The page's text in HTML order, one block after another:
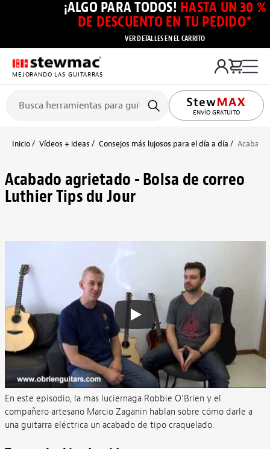
¡ALGO PARA TODOS! HASTA UN 30 %
DE DESCUENTO EN TU PEDIDO*
VER DETALLES EN EL CARRITO
MEJORANDO LAS GUITARRAS
ENVÍO GRATUITO
Inicio Vídeos + ideas Consejos más lujosos para el día a día
Acabado agrietado - Bolsa de correo
Luthier Tips du Jour
En este episodio, la más luciérnaga Robbie O’Brien y el
compañero artesano Marcio Zaganin hablan sobre cómo darle a
una guitarra eléctrica un acabado de tipo craquelado.